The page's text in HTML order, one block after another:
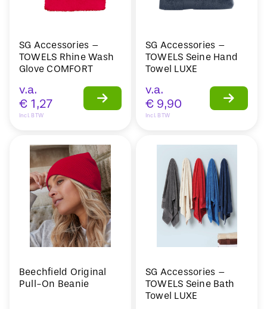
SG Accessories –
TOWELS Rhine Wash
Glove COMFORT
v.a.
€ 1,27
Incl. BTW
SG Accessories –
TOWELS Seine Hand
Towel LUXE
v.a.
€ 9,90
Incl. BTW
Beechfield Original
Pull-On Beanie
SG Accessories –
TOWELS Seine Bath
Towel LUXE